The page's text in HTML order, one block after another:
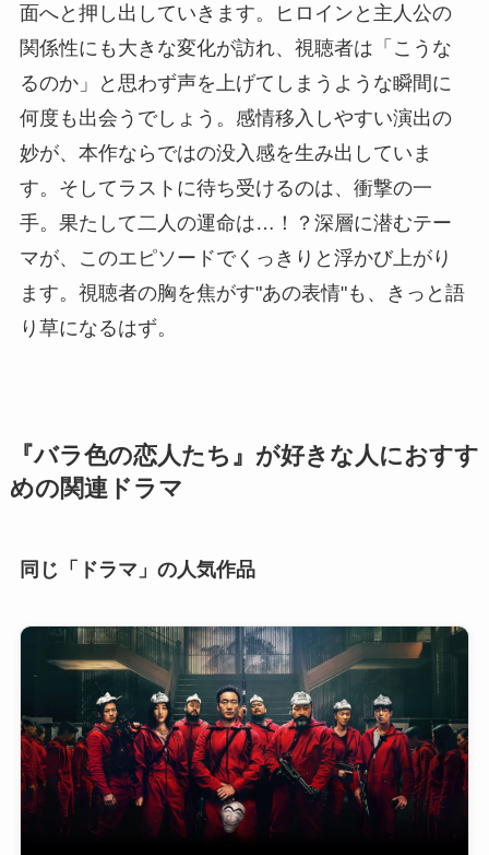
面へと押し出していきます。ヒロインと主人公の
関係性にも大きな変化が訪れ、視聴者は「こうな
るのか」と思わず声を上げてしまうような瞬間に
何度も出会うでしょう。感情移入しやすい演出の
妙が、本作ならではの没入感を生み出していま
す。そしてラストに待ち受けるのは、衝撃の一
手。果たして二人の運命は…！？深層に潜むテー
マが、このエピソードでくっきりと浮かび上がり
ます。視聴者の胸を焦がす"あの表情"も、きっと語
り草になるはず。
『バラ色の恋人たち』が好きな人におすす
めの関連ドラマ
同じ「ドラマ」の人気作品